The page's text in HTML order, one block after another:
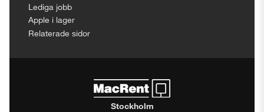
Lediga jobb
Apple i lager
Relaterade sidor
Stockholm